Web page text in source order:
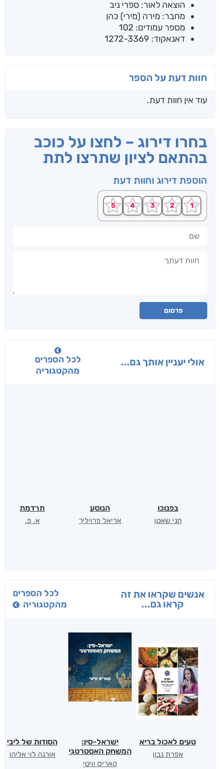
הוצאה לאור: ספרי ניב
מחבר: מירה (מירי) כהן
מספר עמודים: 102
דאנאקוד: 1272-3369
חוות דעת על הספר
עוד אין חוות דעת.
בחרו דירוג – לחצו על כוכב
בהתאם לציון שתרצו לתת
הוספת דירוג וחוות דעת
פרסום
אולי יעניין אותך גם...
לכל הספרים
מהקטגוריה
בפנוכו
חני שאטן
הנוסע
אריאל פרויליך
תרדמת
א. פ.
אנשים שקראו את זה
קראו גם...
לכל הספרים
מהקטגוריה
טעים לאכול בריא
אפרת נבון
ישראל-סין:
המשחק האסטרטגי
קאריס וויטי
הסודות של ליבי
אורנה לוי אליהו